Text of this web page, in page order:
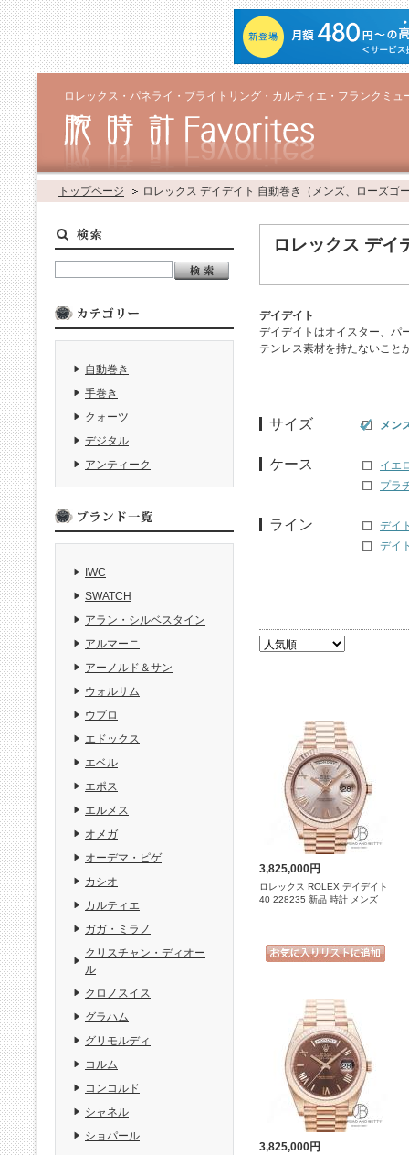
ロレックス・パネライ・ブライトリング・カルティエ・フランクミ
トップページ ロレックス デイデイト 自動巻き（メンズ、ローズゴ
ロレックス デイ
デイデイト
デイデイトはオイスター、パ
テンレス素材を持たないこと
サイズ メン
ケース
イエ
プラ
ライン
デイ
デイ
3,825,000円
ロレックス ROLEX デイデイト
40 228235 新品 時計 メンズ
3,825,000円
自動巻き
手巻き
クォーツ
デジタル
アンティーク
IWC
SWATCH
アラン・シルベスタイン
アルマーニ
アーノルド＆サン
ウォルサム
ウブロ
エドックス
エベル
エポス
エルメス
オメガ
オーデマ・ピゲ
カシオ
カルティエ
ガガ・ミラノ
クリスチャン・ディオー
ル
クロノスイス
グラハム
グリモルディ
コルム
コンコルド
シャネル
ショパール